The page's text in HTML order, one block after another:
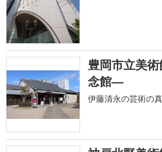
豊岡市立美
念館―
伊藤清永の芸術の